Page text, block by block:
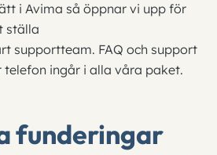
i Avima så öppnar vi upp för
ställa
supportteam. FAQ och support
ingår i alla våra paket.
funderingar